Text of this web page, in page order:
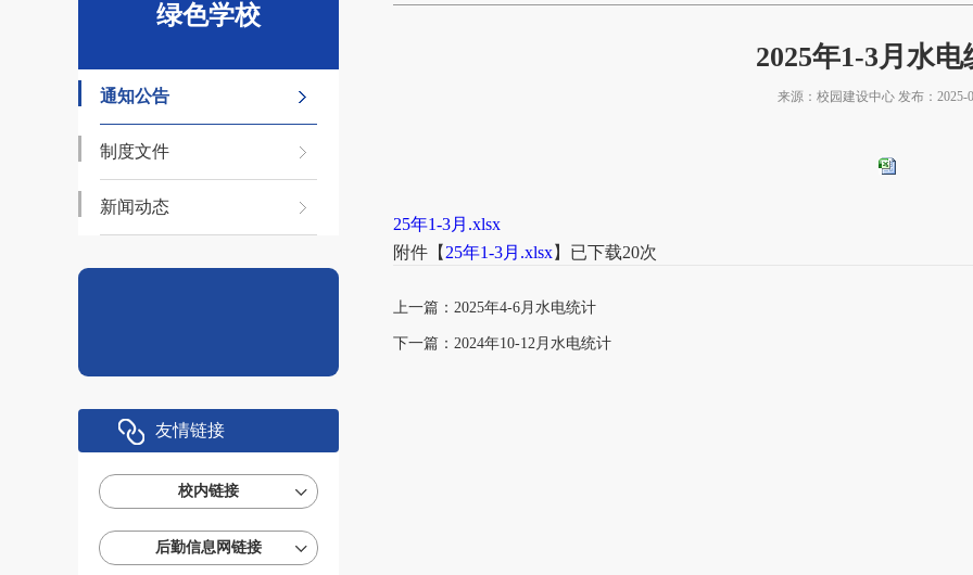
绿色学校
通知公告
制度文件
新闻动态
友情链接
校内链接
后勤信息网链接
2025年1-3月水电
来源：校园建设中心 发布：2025-
25年1-3月.xlsx
附件【 25年1-3月.xlsx】已下载20次
上一篇： 2025年4-6月水电统计
下一篇： 2024年10-12月水电统计